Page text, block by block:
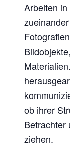
Arbeiten
ob ihrer
Betrachter
ziehen.